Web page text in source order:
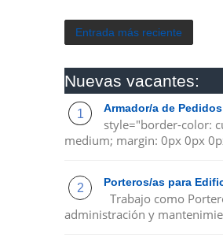
Entrada más reciente
Nuevas vacantes:
Armador/a de
style="border-color:
medium; margin: 0px 0px
Porteros/as para
Trabajo como
administración y